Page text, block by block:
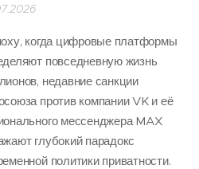
когда цифровые платформы
повседневную жизнь
недавние санкции
против компании VK и её
мессенджера MAX
глубокий парадокс
политики приватности.